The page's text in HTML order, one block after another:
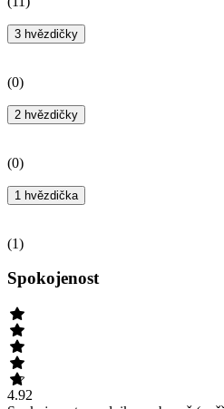
3 hvězdičky
(0)
2 hvězdičky
(0)
1 hvězdička
(1)
Spokojenost
4.92